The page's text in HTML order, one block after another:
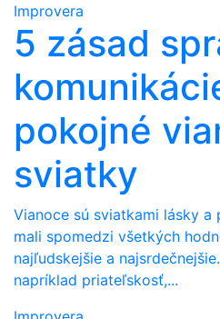
Improvera
5 zásad
pokojné
sviatky
Vianoce sú sviatkami lásky a
mali spomedzi všetkých
najľudskejšie a
napríklad priateľskosť,...